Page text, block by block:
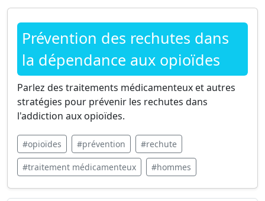
Prévention des rechutes dans
la dépendance aux opioïdes
Parlez des traitements médicamenteux et autres
stratégies pour prévenir les rechutes dans
l'addiction aux opioïdes.
#opioïdes #prévention #rechute
#traitement médicamenteux #hommes